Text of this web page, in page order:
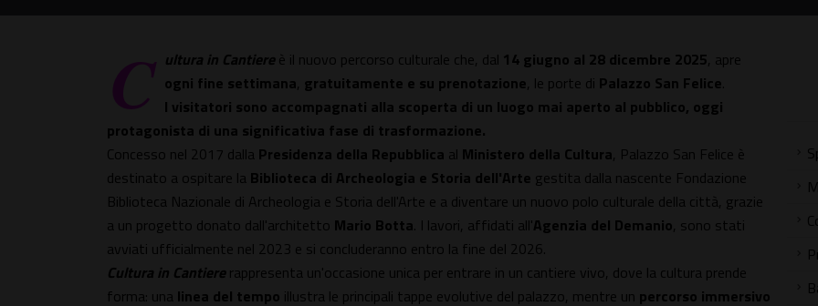
C ultura in Cantiere è il nuovo percorso culturale che, dal 14 giugno al 28 dicembre 2025, apre
ogni fine settimana, gratuitamente e su prenotazione, le porte di Palazzo San Felice.
I visitatori sono accompagnati alla scoperta di un luogo mai aperto al pubblico, oggi
protagonista di una significativa fase di trasformazione.
Concesso nel 2017 dalla Presidenza della Repubblica al Ministero della Cultura, Palazzo San Felice è
destinato a ospitare la Biblioteca di Archeologia e Storia dell'Arte gestita dalla nascente Fondazione
Biblioteca Nazionale di Archeologia e Storia dell'Arte e a diventare un nuovo polo culturale della città, grazie
a un progetto donato dall'architetto Mario Botta. I lavori, affidati all'Agenzia del Demanio, sono stati
avviati ufficialmente nel 2023 e si concluderanno entro la fine del 2026.
Cultura in Cantiere rappresenta un'occasione unica per entrare in un cantiere vivo, dove la cultura prende
forma: una linea del tempo illustra le principali tappe evolutive del palazzo, mentre un percorso immersivo